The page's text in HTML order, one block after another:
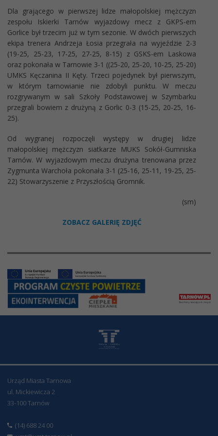
Dla grającego w pierwszej lidze małopolskiej mężczyzn
zespołu Iskierki Tarnów wyjazdowy mecz z GKPS-em
Gorlice był trzecim już w tym sezonie. W dwóch pierwszych
ekipa trenera Andrzeja Łosia przegrała na wyjeździe 2-3
(19-25, 25-23, 17-25, 27-25, 8-15) z GSKS-em Laskowa
oraz pokonała w Tarnowie 3-1 ((25-20, 25-20, 10-25, 25-20)
UMKS Kęczanina II Kęty. Trzeci pojedynek był pierwszym,
w którym tarnowianie nie zdobyli punktu. W meczu
rozgrywanym w sali Szkoły Podstawowej w Szymbarku
przegrali bowiem z drużyną z Gorlic 0-3 (15-25, 20-25, 16-
25).
Od wygranej rozpoczęli występy w drugiej lidze
małopolskiej mężczyzn siatkarze MUKS Sokół-Gumniska
Tarnów. W wyjazdowym meczu drużyna trenowana przez
Zygmunta Warchoła pokonała 3-1 (25-16, 25-11, 19-25, 25-
22) Stowarzyszenie z Przyszłością Gromnik.
(sm)
ZOBACZ GALERIĘ ZDJĘĆ
Urząd Miasta Tarnowa
ul. Mickiewicza 2
33-100 Tarnów
(14) 688 24 00